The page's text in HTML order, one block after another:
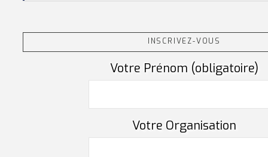
INSCRIVEZ-VOUS
Votre Prénom (obligatoire)
Votre Organisation